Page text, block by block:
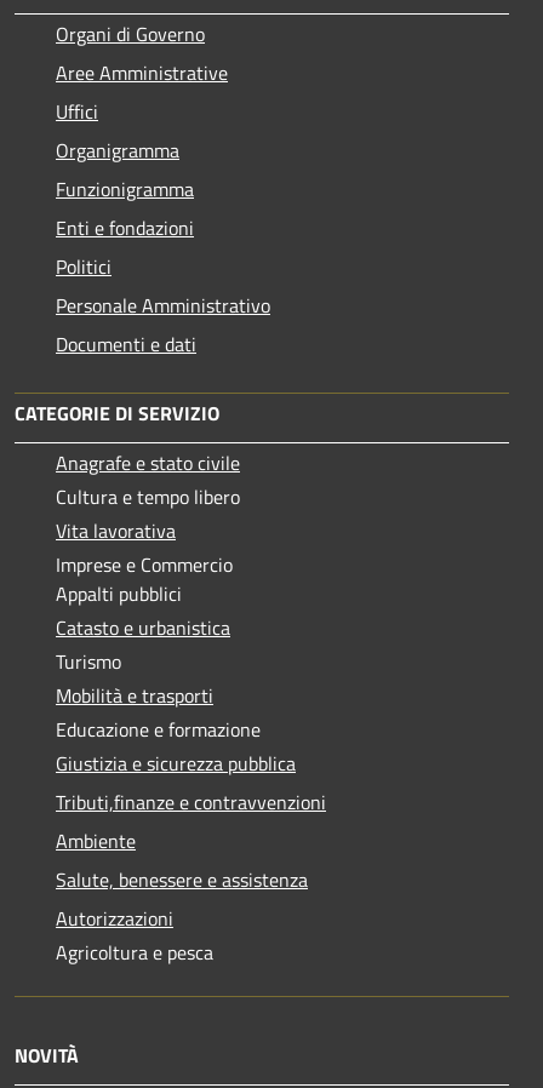
Organi di Governo
Aree Amministrative
Uffici
Organigramma
Funzionigramma
Enti e fondazioni
Politici
Personale Amministrativo
Documenti e dati
CATEGORIE DI SERVIZIO
Anagrafe e stato civile
Cultura e tempo libero
Vita lavorativa
Imprese e Commercio
Appalti pubblici
Catasto e urbanistica
Turismo
Mobilità e trasporti
Educazione e formazione
Giustizia e sicurezza pubblica
Tributi,finanze e contravvenzioni
Ambiente
Salute, benessere e assistenza
Autorizzazioni
Agricoltura e pesca
NOVITÀ